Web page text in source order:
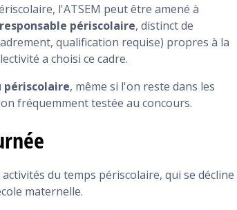
l'ATSEM peut être amené à
périscolaire, distinct de
qualification requise) propres à la
a choisi ce cadre.
périscolaire, même si l'on reste dans les
fréquemment testée au concours.
du temps périscolaire, qui se décline
maternelle.